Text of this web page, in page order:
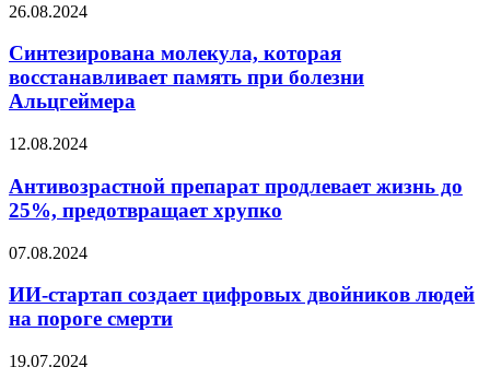
26.08.2024
Синтезирована молекула, которая
восстанавливает память при болезни
Альцгеймера
12.08.2024
Антивозрастной препарат продлевает жизнь до
25%, предотвращает хрупко
07.08.2024
ИИ-стартап создает цифровых двойников людей
на пороге смерти
19.07.2024